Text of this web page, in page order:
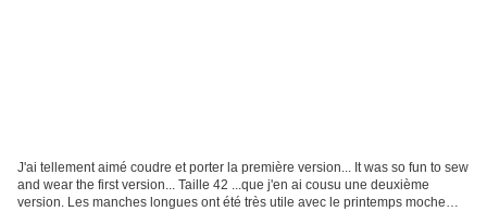
J'ai tellement aimé coudre et porter la première version... It was so fun to sew
and wear the first version... Taille 42 ...que j'en ai cousu une deuxième
version. Les manches longues ont été très utile avec le printemps moche